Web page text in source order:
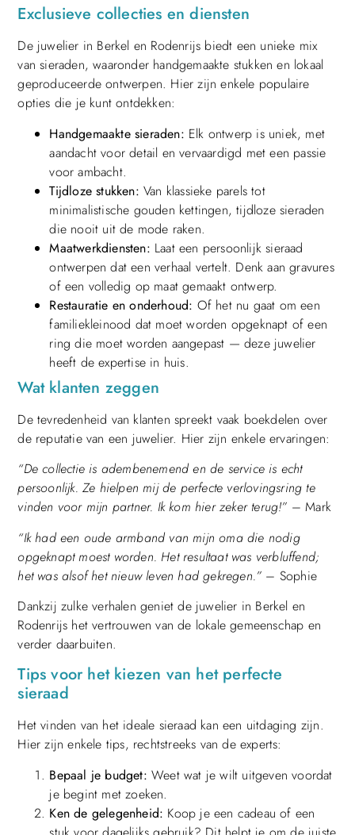
Exclusieve collecties en diensten
De juwelier in Berkel en Rodenrijs biedt een unieke mix
van sieraden, waaronder handgemaakte stukken en lokaal
geproduceerde ontwerpen. Hier zijn enkele populaire
opties die je kunt ontdekken:
Handgemaakte sieraden: Elk ontwerp is uniek, met
aandacht voor detail en vervaardigd met een passie
voor ambacht.
Tijdloze stukken: Van klassieke parels tot
minimalistische gouden kettingen, tijdloze sieraden
die nooit uit de mode raken.
Maatwerkdiensten: Laat een persoonlijk sieraad
ontwerpen dat een verhaal vertelt. Denk aan gravures
of een volledig op maat gemaakt ontwerp.
Restauratie en onderhoud: Of het nu gaat om een
familiekleinood dat moet worden opgeknapt of een
ring die moet worden aangepast — deze juwelier
heeft de expertise in huis.
Wat klanten zeggen
De tevredenheid van klanten spreekt vaak boekdelen over
de reputatie van een juwelier. Hier zijn enkele ervaringen:
“De collectie is adembenemend en de service is echt
persoonlijk. Ze hielpen mij de perfecte verlovingsring te
vinden voor mijn partner. Ik kom hier zeker terug!” – Mark
“Ik had een oude armband van mijn oma die nodig
opgeknapt moest worden. Het resultaat was verbluffend;
het was alsof het nieuw leven had gekregen.” – Sophie
Dankzij zulke verhalen geniet de juwelier in Berkel en
Rodenrijs het vertrouwen van de lokale gemeenschap en
verder daarbuiten.
Tips voor het kiezen van het perfecte
sieraad
Het vinden van het ideale sieraad kan een uitdaging zijn.
Hier zijn enkele tips, rechtstreeks van de experts:
Bepaal je budget: Weet wat je wilt uitgeven voordat
je begint met zoeken.
Ken de gelegenheid: Koop je een cadeau of een